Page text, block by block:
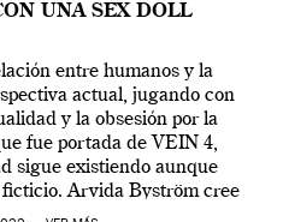
UNA SEX DOLL
entre humanos y la
actual, jugando con
y la obsesión por la
fue portada de VEIN 4,
sigue existiendo aunque
Arvida Byström cree
un complejo […]